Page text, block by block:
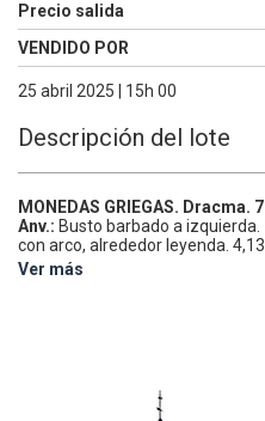
Precio salida
VENDIDO POR
25 abril 2025 | 15h 00
Descripción del lote
MONEDAS GRIEGAS. Dracma.
Anv.: Busto barbado a izquierda.
con arco, alrededor leyenda.
sim.MBC+.
Ver más